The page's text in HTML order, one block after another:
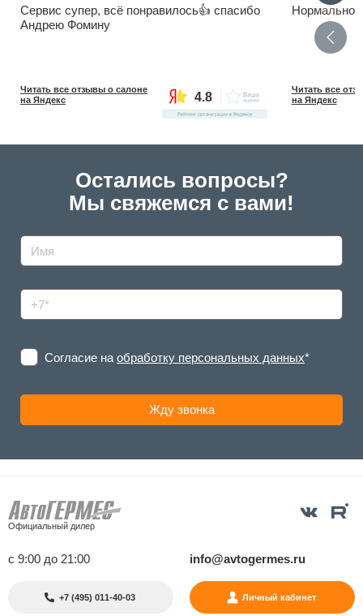
Сервис супер, всё понравилось👍 спасибо
Андрею Фомину
Читать все отзывы о салоне
на Яндекс
4.8
Нормально,
Читать все
на Яндекс
Остались вопросы?
Мы свяжемся с вами!
Согласие на обработку персональных данных*
Официальный дилер
с 9:00 до 21:00 info@avtogermes.ru
+7 (495) 011-40-03 Личный кабинет